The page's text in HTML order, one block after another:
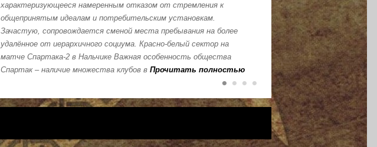
характеризующееся намеренным отказом от стремления к
общепринятым идеалам и потребительским установкам.
Зачастую, сопровождается сменой места пребывания на более
удалённое от иерархичного социума. Красно-белый сектор на
матче Спартака-2 в Нальчике Важная особенность общества
Спартак – наличие множества клубов в Прочитать полностью
• • • •